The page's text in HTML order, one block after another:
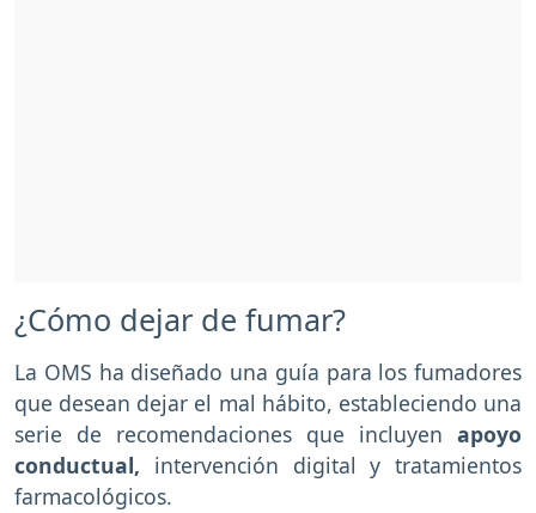
¿Cómo dejar de fumar?
La OMS ha diseñado una guía para los fumadores
que desean dejar el mal hábito, estableciendo una
serie de recomendaciones que incluyen apoyo
conductual, intervención digital y tratamientos
farmacológicos.